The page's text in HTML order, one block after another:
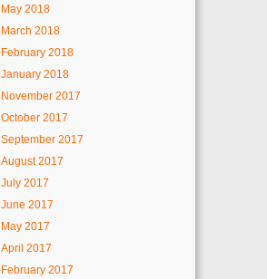
May 2018
March 2018
February 2018
January 2018
November 2017
October 2017
September 2017
August 2017
July 2017
June 2017
May 2017
April 2017
February 2017